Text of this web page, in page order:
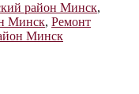
район Минск,
Минск, Ремонт
Минск